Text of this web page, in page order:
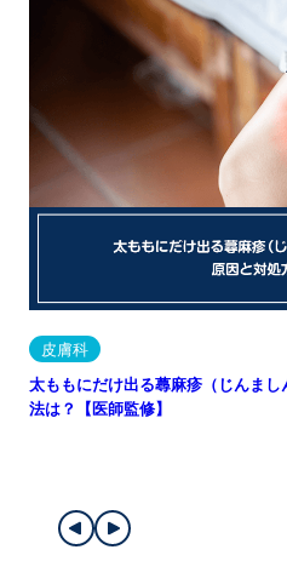
皮膚科
太ももにだけ出る蕁麻疹（じんま
法は？【医師監修】